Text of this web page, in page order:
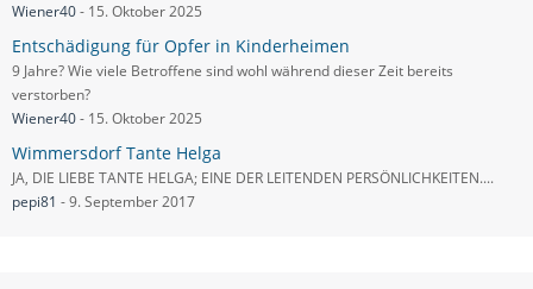
Wiener40- 15. Oktober 2025
Entschädigung für Opfer in Kinderheimen
9 Jahre? Wie viele Betroffene sind wohl während dieser Zeit bereits
verstorben?
Wiener40- 15. Oktober 2025
Wimmersdorf Tante Helga
JA, DIE LIEBE TANTE HELGA; EINE DER LEITENDEN PERSÖNLICHKEITEN....
pepi81 -9. September 2017